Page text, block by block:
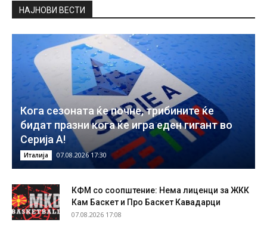
НAЈНОВИ ВЕСТИ
Кога сезоната ќе почне, трибините ќе
бидат празни кога ќе игра еден гигант во
Серија А!
Италија 07.08.2026 17:30
КФМ со соопштение: Нема лиценци за ЖКК
Кам Баскет и Про Баскет Кавадарци
07.08.2026 17:08